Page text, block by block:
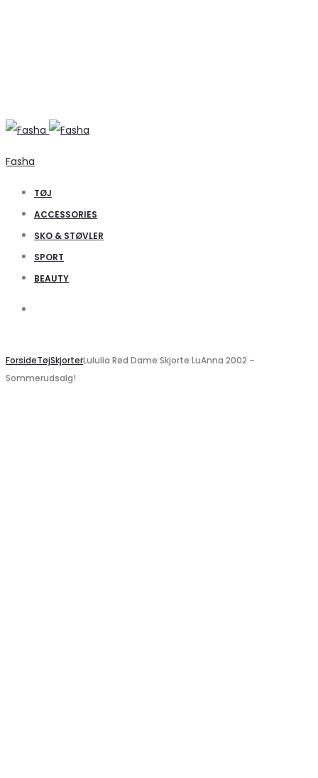
Fasha
TØJ
ACCESSORIES
SKO & STØVLER
SPORT
BEAUTY
ForsideTøjSkjorterLululia Rød Dame Skjorte LuAnna 2002 –
Sommerudsalg!